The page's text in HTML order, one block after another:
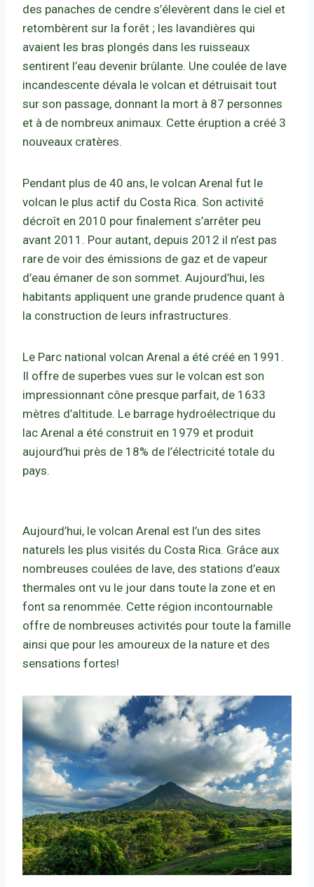
des panaches de cendre s’élevèrent dans le ciel et
retombèrent sur la forêt ; les lavandières qui
avaient les bras plongés dans les ruisseaux
sentirent l’eau devenir brûlante. Une coulée de lave
incandescente dévala le volcan et détruisait tout
sur son passage, donnant la mort à 87 personnes
et à de nombreux animaux. Cette éruption a créé 3
nouveaux cratères.
Pendant plus de 40 ans, le volcan Arenal fut le
volcan le plus actif du Costa Rica. Son activité
décroît en 2010 pour finalement s’arrêter peu
avant 2011. Pour autant, depuis 2012 il n’est pas
rare de voir des émissions de gaz et de vapeur
d’eau émaner de son sommet. Aujourd’hui, les
habitants appliquent une grande prudence quant à
la construction de leurs infrastructures.
Le Parc national volcan Arenal a été créé en 1991.
Il offre de superbes vues sur le volcan est son
impressionnant cône presque parfait, de 1633
mètres d’altitude. Le barrage hydroélectrique du
lac Arenal a été construit en 1979 et produit
aujourd’hui près de 18% de l’électricité totale du
pays.
Aujourd’hui, le volcan Arenal est l’un des sites
naturels les plus visités du Costa Rica. Grâce aux
nombreuses coulées de lave, des stations d’eaux
thermales ont vu le jour dans toute la zone et en
font sa renommée. Cette région incontournable
offre de nombreuses activités pour toute la famille
ainsi que pour les amoureux de la nature et des
sensations fortes!